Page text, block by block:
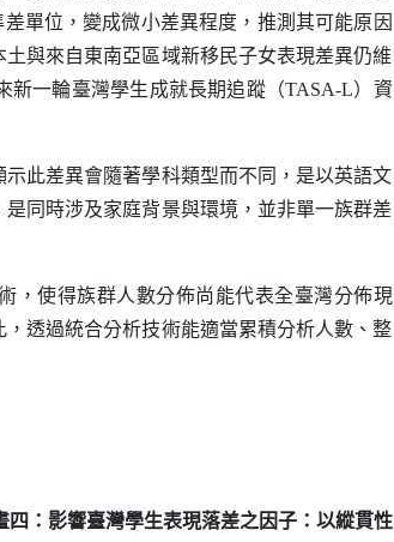
單位，變成微小差異程度，推測其可能原因
與來自東南亞區域新移民子女表現差異仍維
新一輪臺灣學生成就長期追蹤（TASA-L）資
此差異會隨著學科類型而不同，是以英語文
同時涉及家庭背景與環境，並非單一族群差
，使得族群人數分佈尚能代表全臺灣分佈現
透過統合分析技術能適當累積分析人數、整
：影響臺灣學生表現落差之因子：以縱貫性